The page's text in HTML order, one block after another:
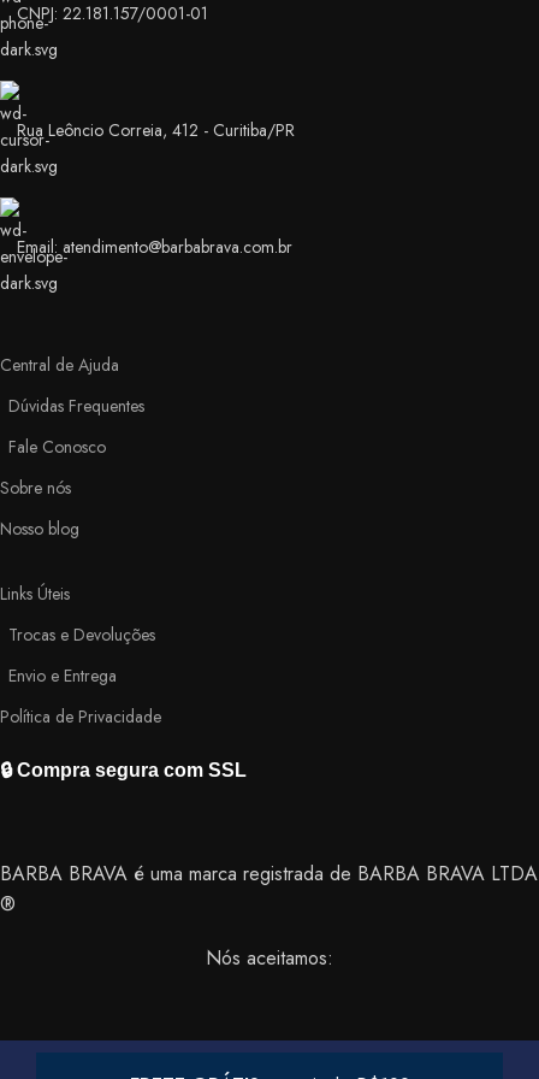
CNPJ: 22.181.157/0001-01
Rua Leôncio Correia, 412 - Curitiba/PR
Email: atendimento@barbabrava.com.br
Central de Ajuda
Dúvidas Frequentes
Fale Conosco
Sobre nós
Nosso blog
Links Úteis
Trocas e Devoluções
Envio e Entrega
Política de Privacidade
🔒 Compra segura com SSL
BARBA BRAVA é uma marca registrada de BARBA BRAVA LTDA
®
Nós aceitamos: